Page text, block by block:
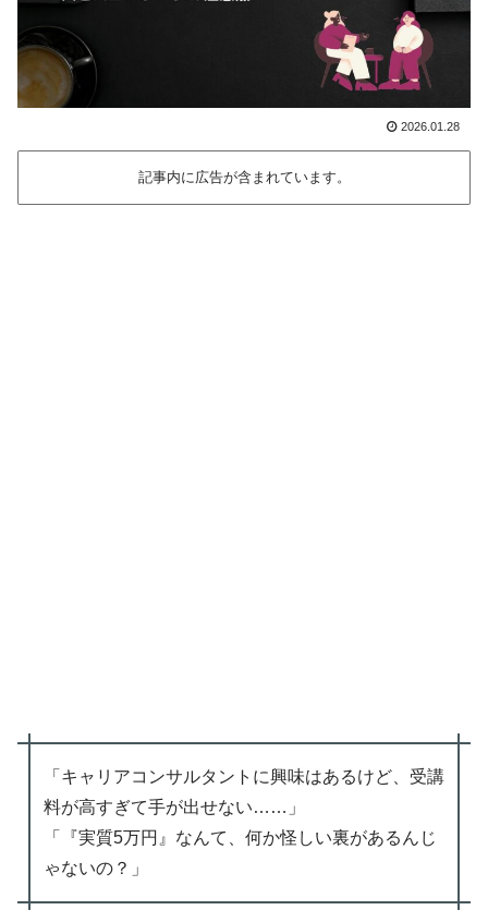
2026.01.28
記事内に広告が含まれています。
「キャリアコンサルタントに興味はあるけど、受講
料が高すぎて手が出せない……」
「『実質5万円』なんて、何か怪しい裏があるんじ
ゃないの？」